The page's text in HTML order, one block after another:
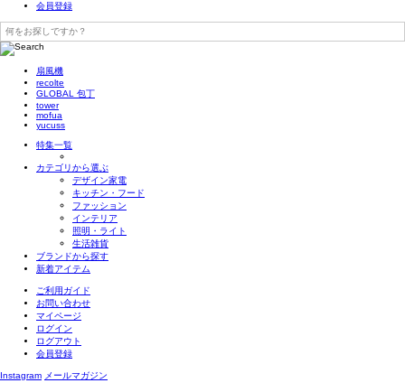
会員登録
扇風機
recolte
GLOBAL 包丁
tower
mofua
yucuss
特集一覧
カテゴリから選ぶ
デザイン家電
キッチン・フード
ファッション
インテリア
照明・ライト
生活雑貨
ブランドから探す
新着アイテム
ご利用ガイド
お問い合わせ
マイページ
ログイン
ログアウト
会員登録
Instagram メールマガジン